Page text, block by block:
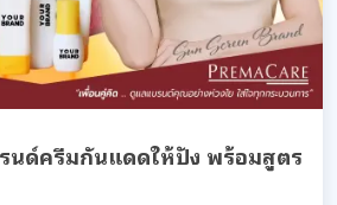
นด์ครีมกันแดดให้ปัง พร้อมสูตร